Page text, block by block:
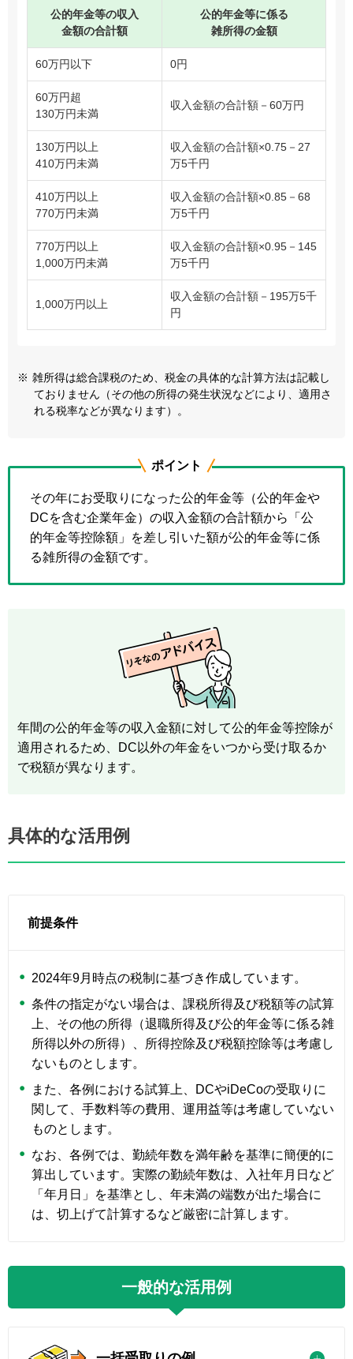
公的年金等の収入
金額の合計額
公的年金等に係る
雑所得の金額
60万円以下 0円
60万円超
130万円未満
収入金額の合計額－60万円
130万円以上
410万円未満
収入金額の合計額×0.75－27
万5千円
410万円以上
770万円未満
収入金額の合計額×0.85－68
万5千円
770万円以上
1,000万円未満
収入金額の合計額×0.95－145
万5千円
1,000万円以上
収入金額の合計額－195万5千
円
※ 雑所得は総合課税のため、税金の具体的な計算方法は記載し
ておりません（その他の所得の発生状況などにより、適用さ
れる税率などが異なります）。
ポイント
その年にお受取りになった公的年金等（公的年金や
DCを含む企業年金）の収入金額の合計額から「公
的年金等控除額」を差し引いた額が公的年金等に係
る雑所得の金額です。
年間の公的年金等の収入金額に対して公的年金等控除が
適用されるため、DC以外の年金をいつから受け取るか
で税額が異なります。
具体的な活用例
前提条件
2024年9月時点の税制に基づき作成しています。
条件の指定がない場合は、課税所得及び税額等の試算
上、その他の所得（退職所得及び公的年金等に係る雑
所得以外の所得）、所得控除及び税額控除等は考慮し
ないものとします。
また、各例における試算上、DCやiDeCoの受取りに
関して、手数料等の費用、運用益等は考慮していない
ものとします。
なお、各例では、勤続年数を満年齢を基準に簡便的に
算出しています。実際の勤続年数は、入社年月日など
「年月日」を基準とし、年未満の端数が出た場合に
は、切上げて計算するなど厳密に計算します。
一般的な活用例